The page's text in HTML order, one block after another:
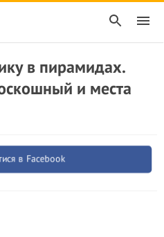
в пирамидах.
и места
в Facebook